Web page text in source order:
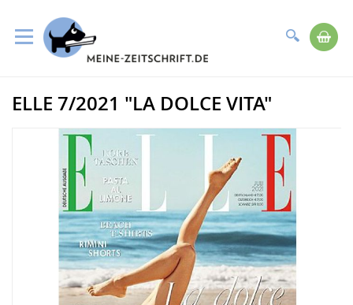
Suche
zum
Inhalt
Zum
ELLE 7/2021 "LA DOLCE VITA"